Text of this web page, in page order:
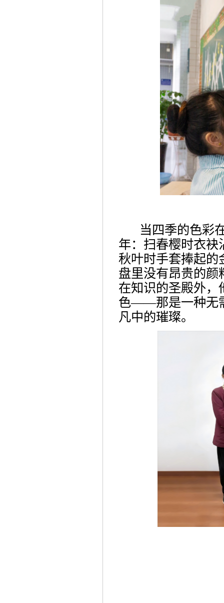
当四季的色彩
年：扫春樱时衣袂
秋叶时手套捧起的
盘里没有昂贵的颜
在知识的圣殿外，
色——那是一种无
凡中的璀璨。